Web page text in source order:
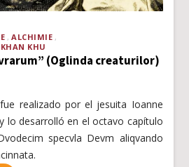
ALCHIMIE
KHU
(Oglinda creaturilor)
realizado por el jesuita Ioanne
lo desarrolló en el octavo capítulo
specvla Devm aliqvando